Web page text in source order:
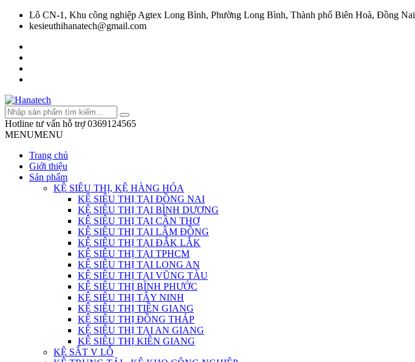
Lô CN-1, Khu công nghiệp Agtex Long Bình, Phường Long Bình, Thành phố Biên Hoà, Đồng Nai
kesieuthihanatech@gmail.com
Hotline tư vấn hỗ trợ 0369124565
MENUMENU
Trang chủ
Giới thiệu
Sản phẩm
KỆ SIÊU THỊ, KỆ HÀNG HÓA
KỆ SIÊU THỊ TẠI ĐỒNG NAI
KỆ SIÊU THỊ TẠI BÌNH DƯƠNG
KỆ SIÊU THỊ TẠI CẦN THƠ
KỆ SIÊU THỊ TẠI LÂM ĐỒNG
KỆ SIÊU THỊ TẠI ĐẮK LẮK
KỆ SIÊU THỊ TẠI TPHCM
KỆ SIÊU THỊ TẠI LONG AN
KỆ SIÊU THỊ TẠI VŨNG TÀU
KỆ SIÊU THỊ BÌNH PHƯỚC
KỆ SIÊU THỊ TÂY NINH
KỆ SIÊU THỊ TIỀN GIANG
KỆ SIÊU THỊ ĐỒNG THÁP
KỆ SIÊU THỊ TẠI AN GIANG
KỆ SIÊU THỊ KIÊN GIANG
KỆ SẮT V LỖ